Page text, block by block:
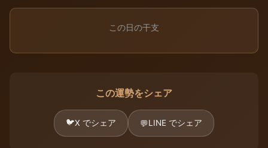
この日の干支
この運勢をシェア
🐦X でシェア 💬LINE でシェア